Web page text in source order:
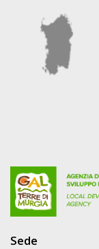
Sede